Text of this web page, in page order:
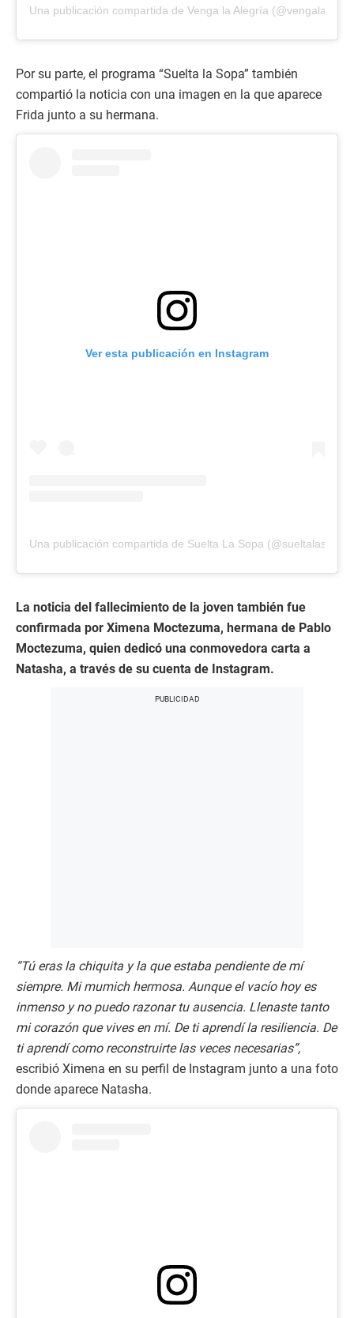
Una publicación compartida de Venga la Alegría
Por su parte, el programa “Suelta la Sopa” también
compartió la noticia con una imagen en la que aparece
Frida junto a su hermana.
Ver esta publicación en Instagram
Una publicación compartida de Suelta La Sopa
La noticia del fallecimiento de la joven también fue
confirmada por Ximena Moctezuma, hermana de Pablo
Moctezuma, quien dedicó una conmovedora carta a
Natasha, a través de su cuenta de Instagram.
“Tú eras la chiquita y la que estaba pendiente de mí
siempre. Mi mumich hermosa. Aunque el vacío hoy es
inmenso y no puedo razonar tu ausencia. Llenaste tanto
mi corazón que vives en mí. De ti aprendí la resiliencia. De
ti aprendí como reconstruirte las veces necesarias”,
escribió Ximena en su perfil de Instagram junto a una foto
donde aparece Natasha.